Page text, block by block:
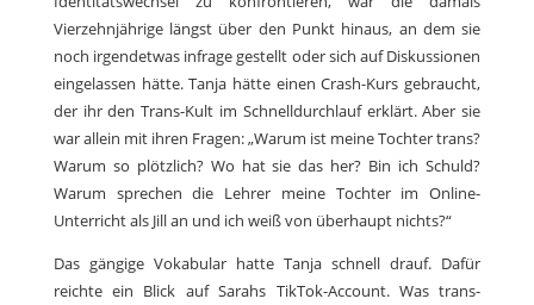
Vierzehnjährige längst über den Punkt hinaus, an dem sie
noch irgendetwas infrage gestellt oder sich auf Diskussionen
eingelassen hätte. Tanja hätte einen Crash-Kurs gebraucht,
der ihr den Trans-Kult im Schnelldurchlauf erklärt. Aber sie
war allein mit ihren Fragen: „Warum ist meine Tochter trans?
Warum so plötzlich? Wo hat sie das her? Bin ich Schuld?
Warum sprechen die Lehrer meine Tochter im Online-
Unterricht als Jill an und ich weiß von überhaupt nichts?“
Das gängige Vokabular hatte Tanja schnell drauf. Dafür
reichte ein Blick auf Sarahs TikTok-Account. Was trans-